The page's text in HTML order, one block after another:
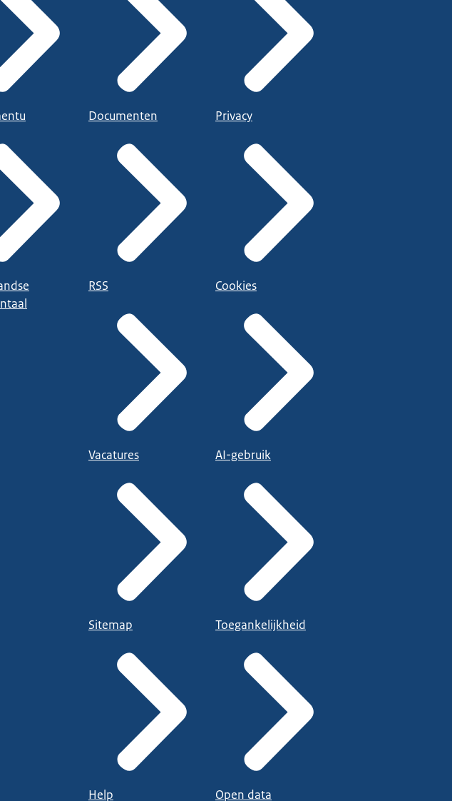
Documenten
RSS
Vacatures
Sitemap
Help
Privacy
Cookies
AI-gebruik
Toegankelijkheid
Open data